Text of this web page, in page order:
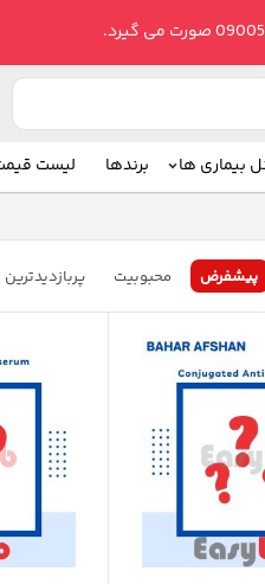
بیماری ها برندها لیست
پیشفرض محبوبیت پربازدیدترین